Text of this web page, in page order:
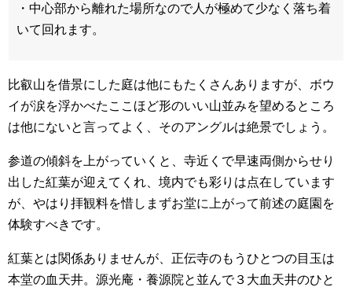
・中心部から離れた場所なので人が極めて少なく落ち着
いて回れます。
比叡山を借景にした庭は他にもたくさんありますが、ボウ
イが涙を浮かべたここほど形のいい山並みを望めるところ
は他にないと言ってよく、そのアングルは絶景でしょう。
参道の傾斜を上がっていくと、寺近くで早速両側からせり
出した紅葉が迎えてくれ、境内でも彩りは点在しています
が、やはり拝観料を惜しまずお堂に上がって前述の庭園を
体験すべきです。
紅葉とは関係ありませんが、正伝寺のもうひとつの目玉は
本堂の血天井。源光庵・養源院と並んで３大血天井のひと